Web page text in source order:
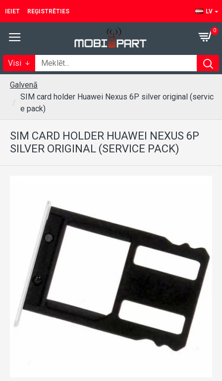
IEIET REĢISTRĒTIES LV
0
Visi
Galvenā
SIM card holder Huawei Nexus 6P silver original (servic
e pack)
SIM CARD HOLDER HUAWEI NEXUS 6P
SILVER ORIGINAL (SERVICE PACK)